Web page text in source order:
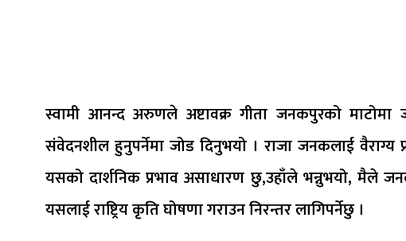
स्वामी आनन्द अरुणले अष्टावक्र गीता जनकपुरको माटोमा
संवेदनशील हुनुपर्नेमा जोड दिनुभयो । राजा जनकलाई वैराग्य
यसको दार्शनिक प्रभाव असाधारण छु,उहाँले भन्नुभयो, मैले
यसलाई राष्ट्रिय कृति घोषणा गराउन निरन्तर लागिपर्नेछु ।